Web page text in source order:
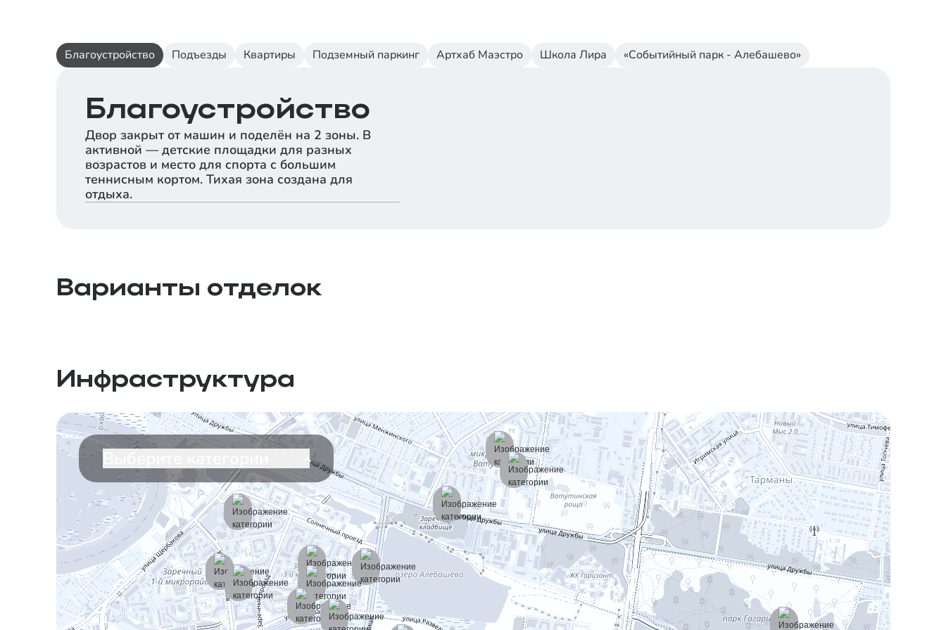
Благоустройство Подъезды Квартиры Подземный паркинг Артхаб Маэстро Школа Лира «Событийный парк - Aлебашево»
Благоустройство
Двор закрыт от машин и поделён на 2 зоны. В
активной — детские площадки для разных
возрастов и место для спорта с большим
теннисным кортом. Тихая зона создана для
отдыха.
Варианты отделок
напольное покрытие. С такой отделкой остаются
лишь приятные занятия: расставить мебель и
украсить декором.
Черновая
Базовая отделка во всех квартирах. Черновая
стяжка пола с горизонтальной разводкой
отопления. Стены выровнены штукатуркой.
Электрика разведена, установлены розетки и
выключатели. В квартиру заведены кабели
интернета и домофона.
Инфраструктура